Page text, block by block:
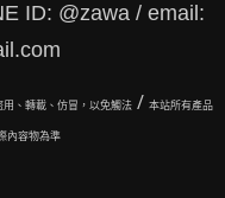
ID: @zawa / email:
、轉載、仿冒，以免觸法 / 本站所有產品
內容物為準